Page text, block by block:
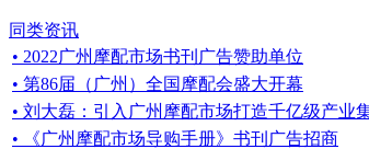
同类资讯
• 2022广州摩配市场书刊广告赞助单位
• 第86届（广州）全国摩配会盛大开幕
• 刘大磊：引入广州摩配市场打造千亿级产业
• 《广州摩配市场导购手册》书刊广告招商